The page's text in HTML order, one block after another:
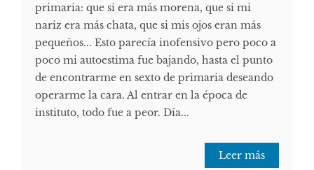
primaria: que si era más morena, que si mi
nariz era más chata, que si mis ojos eran más
pequeños... Esto parecía inofensivo pero poco a
poco mi autoestima fue bajando, hasta el punto
de encontrarme en sexto de primaria deseando
operarme la cara. Al entrar en la época de
instituto, todo fue a peor. Día...
Leer más